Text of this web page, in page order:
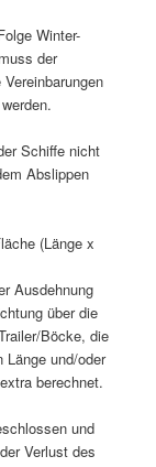
Winter-
der
Schiffe nicht
Abslippen
(Länge x
Ausdehnung
über die
Böcke, die
und/oder
berechnet.
und
Verlust des